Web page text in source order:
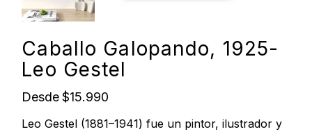
Caballo Galopando, 1925-
Leo Gestel
Desde Precio
$15.990
Leo Gestel (1881–1941) fue un pintor, ilustrador y